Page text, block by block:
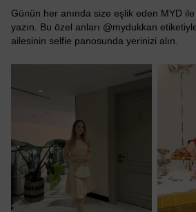
Günün her anında size eşlik eden MYD
yazın. Bu özel anları @mydukkan
ailesinin selfie panosunda yerinizi alın.